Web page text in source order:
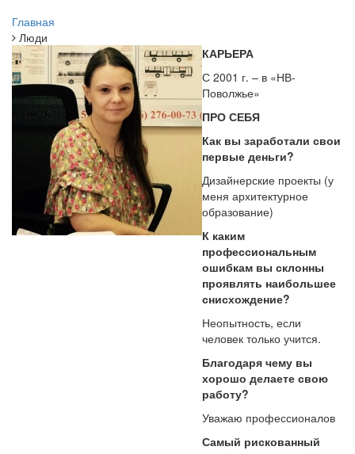
Главная
Люди
КАРЬЕРА
С 2001 г. – в «НВ-
Поволжье»
ПРО СЕБЯ
Как вы заработали свои
первые деньги?
Дизайнерские проекты (у
меня архитектурное
образование)
К каким
профессиональным
ошибкам вы склонны
проявлять наибольшее
снисхождение?
Неопытность, если
человек только учится.
Благодаря чему вы
хорошо делаете свою
работу?
Уважаю профессионалов
Самый рискованный